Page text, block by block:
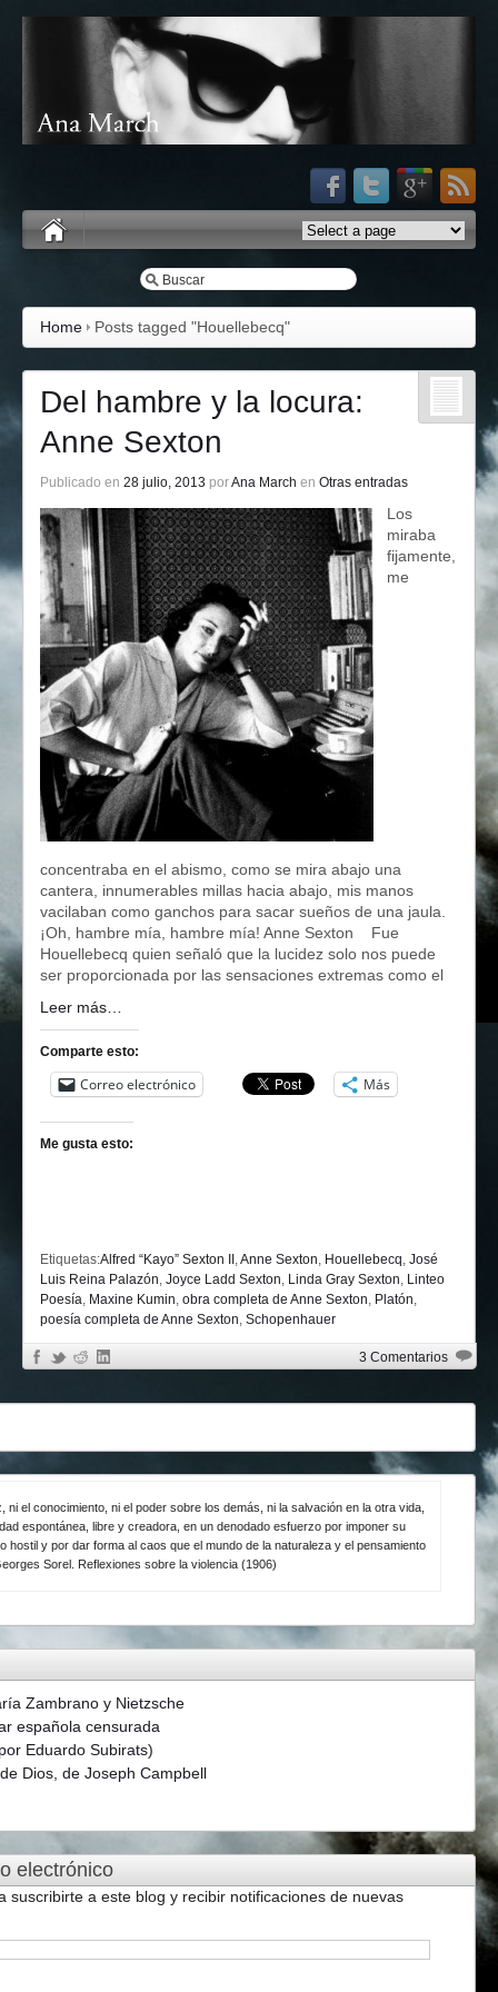
Home Posts tagged "Houellebecq"
Del hambre y la locura:
Anne Sexton
Publicado en 28 julio, 2013 porAna March en Otras entradas
Los
miraba
fijamente,
me
concentraba en el abismo, como se mira abajo una
cantera, innumerables millas hacia abajo, mis manos
vacilaban como ganchos para sacar sueños de una jaula.
¡Oh, hambre mía, hambre mía! Anne Sexton Fue
Houellebecq quien señaló que la lucidez solo nos puede
ser proporcionada por las sensaciones extremas como el
Leer más…
Comparte esto:
Correo electrónico Más
Me gusta esto:
Etiquetas:Alfred “Kayo” Sexton II ,Anne Sexton, Houellebecq, José
Luis Reina Palazón, Joyce Ladd Sexton, Linda Gray Sexton, Linteo
Poesía, Maxine Kumin, obra completa de Anne Sexton, Platón,
poesía completa de Anne Sexton, Schopenhauer
3 Comentarios
ni el conocimiento, ni el poder sobre los demás, ni la salvación en la otra vida,
espontánea, libre y creadora, en un denodado esfuerzo por imponer su
hostil y por dar forma al caos que el mundo de la naturaleza y el pensamiento
Sorel. Reflexiones sobre la violencia (1906)
Zambrano y Nietzsche
española censurada
Eduardo Subirats)
Dios, de Joseph Campbell
electrónico
suscribirte a este blog y recibir notificaciones de nuevas